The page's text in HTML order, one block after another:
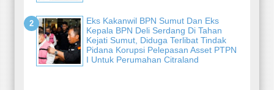
Eks Kakanwil BPN Sumut Dan Eks
Kepala BPN Deli Serdang Di Tahan
Kejati Sumut, Diduga Terlibat Tindak
Pidana Korupsi Pelepasan Asset PTPN
I Untuk Perumahan Citraland